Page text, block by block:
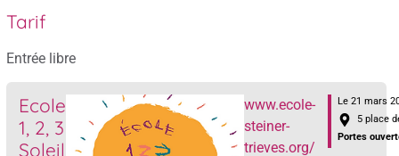
Ecole
1, 2, 3
Soleil
www.ecole-
steiner-
trieves.org/
Le 21 mars
5 place
Portes
Tarif
Entrée libre